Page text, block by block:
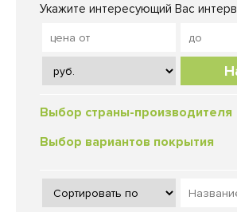
Укажите интересующий Вас
Выбор страны-производителя
Выбор вариантов покрытия